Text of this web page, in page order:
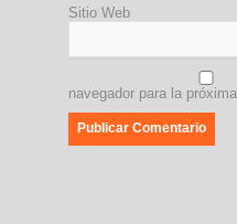
Sitio Web
navegador para la